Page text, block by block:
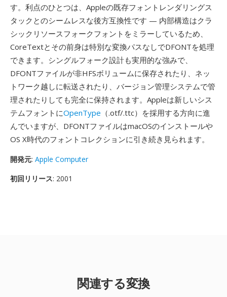
す。利点のひとつは、Appleの既存フォントレンダリングス
タックとのシームレスな後方互換性です — 内部構造はクラ
シックリソースフォークフォントをミラーしているため、
CoreTextとその前身は特別な変換パスなしでDFONTを処理
できます。シングルフォーク設計も実用的な強みで、
DFONTファイルが非HFSボリュームに保存されたり、ネッ
トワーク越しに転送されたり、バージョン管理システムで管
理されたりしても完全に保持されます。Appleは新しいシス
テムフォントにOpenType （.otf/.ttc）を採用する方向に進
んでいますが、DFONTファイルはmacOSのインストールや
OS X時代のフォントコレクションに引き続き見られます。
開発元: Apple Computer
初回リリース: 2001
関連する変換